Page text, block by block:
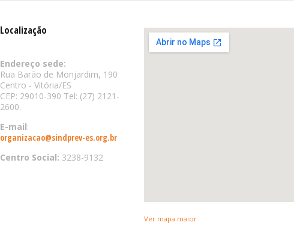
Localização
Endereço sede:
Rua Barão de Monjardim, 190
Centro - Vitória/ES
CEP: 29010-390 Tel: (27) 2121-
2600.
E-mail:
organizacao@sindprev-es.org.br
Centro Social: 3238-9132
Ver mapa maior